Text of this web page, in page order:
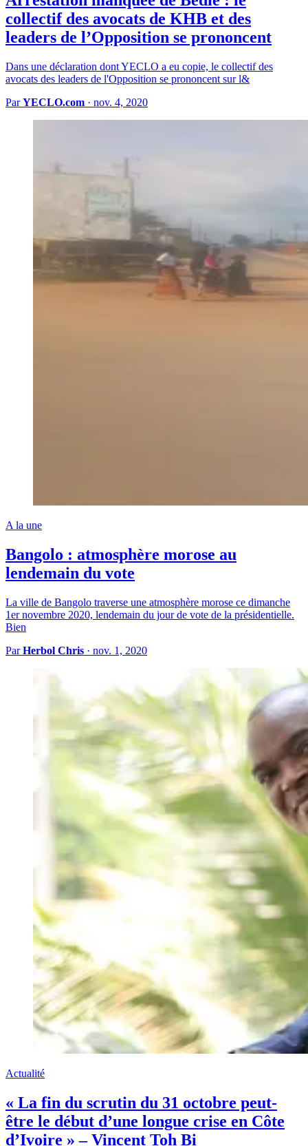
collectif des avocats de KHB et des
leaders de l’Opposition se prononcent
Dans une déclaration dont YECLO a eu copie, le collectif des
avocats des leaders de l'Opposition se prononcent sur l&
ParYECLO.com · nov. 4, 2020
A la une
Bangolo : atmosphère morose au
lendemain du vote
La ville de Bangolo traverse une atmosphère morose ce dimanche
1er novembre 2020, lendemain du jour de vote de la présidentielle.
Bien
ParHerbol Chris · nov. 1, 2020
Actualité
« La fin du scrutin du 31 octobre peut-
être le début d’une longue crise en Côte
d’Ivoire » – Vincent Toh Bi